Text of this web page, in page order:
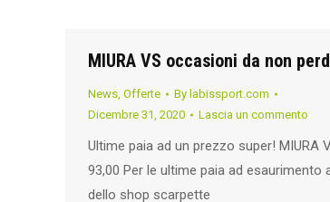
MIURA VS occasioni da non
News, Offerte By labissport.com
Dicembre 31, 2020
Lascia un commento
Ultime paia ad un prezzo super! MIURA
93,00 Per le ultime paia ad esaurimento
dello shop scarpette